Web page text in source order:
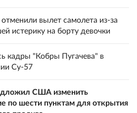
вылет самолета из-за
истерику на борту девочки
кадры "Кобры Пугачева" в
Су-57
США изменить
по шести пунктам для открытия